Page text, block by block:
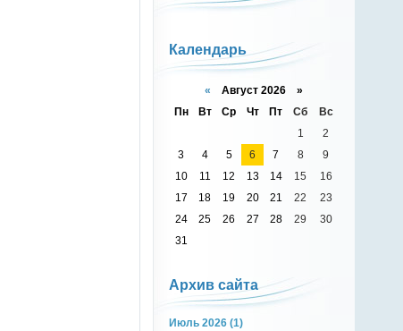
Календарь
« Август 2026 »
Пн
Вт Ср Чт Пт Сб
Вс
1
2
3
4 5 6 7 8
9
10
11 12 13 14 15
16
17
18 19 20 21 22
23
24
25 26 27 28 29
30
31
Архив сайта
Июль 2026 (1)